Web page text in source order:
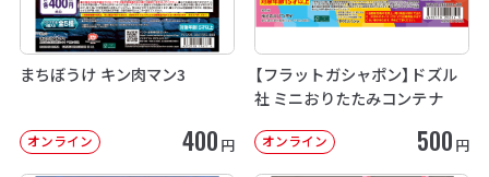
まちぼうけ キン肉マン3
オンライン 400 円
【フラットガシャポン】ドズル
社 ミニおりたたみコンテナ
オンライン 500 円